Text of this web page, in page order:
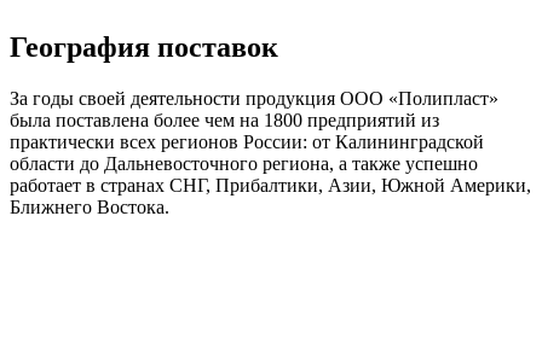
География поставок
За годы своей деятельности продукция ООО «Полипласт»
была поставлена более чем на 1800 предприятий из
практически всех регионов России: от Калининградской
области до Дальневосточного региона, а также успешно
работает в странах СНГ, Прибалтики, Азии, Южной Америки,
Ближнего Востока.